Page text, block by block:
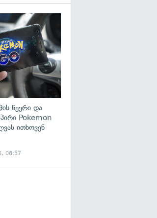
წევრი და
Pokemon
ითხოვენ
08:57